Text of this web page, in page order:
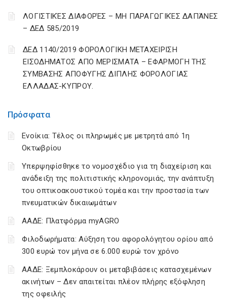
Πρόσφατα
Ενοίκια: Τέλος οι πληρωμές με μετρητά από 1η
Οκτωβρίου
Υπερψηφίσθηκε το νομοσχέδιο για τη διαχείριση και
ανάδειξη της πολιτιστικής κληρονομιάς, την ανάπτυξη
του οπτικοακουστικού τομέα και την προστασία των
πνευματικών δικαιωμάτων
ΑΑΔΕ: Πλατφόρμα myAGRO
Φιλοδωρήματα: Αύξηση του αφορολόγητου ορίου από
300 ευρώ τον μήνα σε 6.000 ευρώ τον χρόνο
ΑΑΔΕ: Ξεμπλοκάρουν οι μεταβιβάσεις κατασχεμένων
ακινήτων – Δεν απαιτείται πλέον πλήρης εξόφληση
της οφειλής
ΛΟΓΙΣΤΙΚΈΣ ΔΙΑΦΟΡΈΣ – ΜΗ ΠΑΡΑΓΩΓΙΚΈΣ ΔΑΠΆΝΕΣ
– ΔΕΔ 585/2019
ΔΕΔ 1140/2019 ΦΟΡΟΛΟΓΙΚΗ ΜΕΤΑΧΕΙΡΙΣΗ
ΕΙΣΟΔΗΜΑΤΟΣ ΑΠΟ ΜΕΡΙΣΜΑΤΑ – ΕΦΑΡΜΟΓΗ ΤΗΣ
ΣΥΜΒΑΣΗΣ ΑΠΟΦΥΓΗΣ ΔΙΠΛΗΣ ΦΟΡΟΛΟΓΙΑΣ
ΕΛΛΑΔΑΣ-ΚΥΠΡΟΥ.